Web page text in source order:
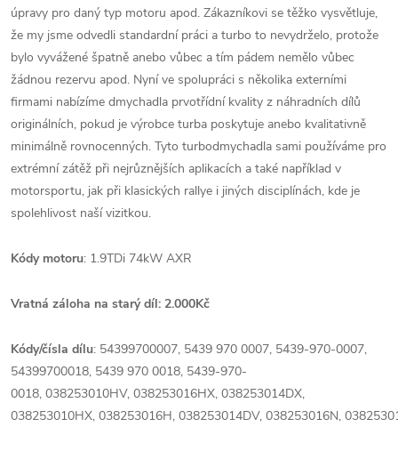
úpravy pro daný typ motoru apod. Zákazníkovi se těžko vysvětluje,
že my jsme odvedli standardní práci a turbo to nevydrželo, protože
bylo vyvážené špatně anebo vůbec a tím pádem nemělo vůbec
žádnou rezervu apod. Nyní ve spolupráci s několika externími
firmami nabízíme dmychadla prvotřídní kvality z náhradních dílů
originálních, pokud je výrobce turba poskytuje anebo kvalitativně
minimálně rovnocenných. Tyto turbodmychadla sami používáme pro
extrémní zátěž při nejrůznějších aplikacích a také například v
motorsportu, jak při klasických rallye i jiných disciplínách, kde je
spolehlivost naší vizitkou.
Kódy motoru: 1.9TDi 74kW AXR
Vratná záloha na starý díl: 2.000Kč
Kódy/čísla dílu: 54399700007, 5439 970 0007, 5439-970-0007,
54399700018, 5439 970 0018, 5439-970-
0018, 038253010HV, 038253016HX, 038253014DX,
038253010HX, 038253016H, 038253014DV, 038253016N,